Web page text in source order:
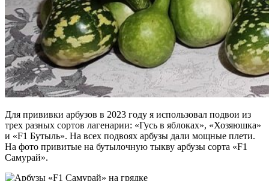
Для прививки арбузов в 2023 году я использовал подвои из
трех разных сортов лагенарии: «Гусь в яблоках», «Хозяюшка»
и «F1 Бутыль». На всех подвоях арбузы дали мощные плети.
На фото привитые на бутылочную тыкву арбузы сорта «F1
Самурай».